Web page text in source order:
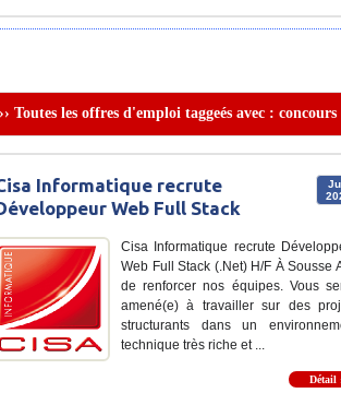
›› Toutes les offres d'emploi taggeés avec :
Informatique recrute
Web Full Stack
Cisa Informatique recrute
Web Full Stack (.Net) H/F À Sousse
de renforcer nos équipes. Vous
amené(e) à travailler sur des
structurants dans un
technique très riche et ...
Détail